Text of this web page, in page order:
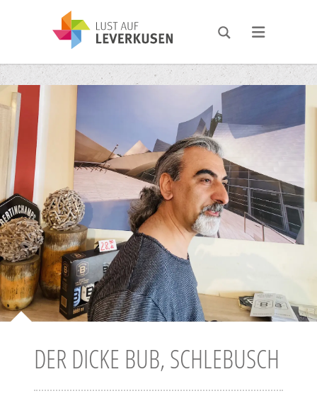
DER DICKE BUB, SCHLEBUSCH